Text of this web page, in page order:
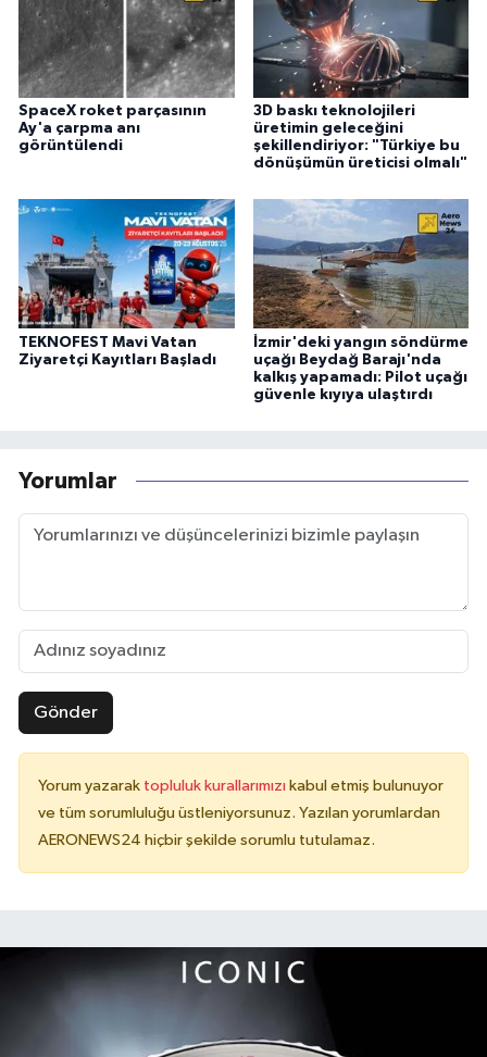
SpaceX roket parçasının
Ay'a çarpma anı
görüntülendi
3D baskı teknolojileri
üretimin geleceğini
şekillendiriyor: "Türkiye bu
dönüşümün üreticisi olmalı"
TEKNOFEST Mavi Vatan
Ziyaretçi Kayıtları Başladı
İzmir'deki yangın söndürme
uçağı Beydağ Barajı'nda
kalkış yapamadı: Pilot uçağı
güvenle kıyıya ulaştırdı
Yorumlar
Gönder
Yorum yazarak topluluk kurallarımızı kabul etmiş bulunuyor
ve tüm sorumluluğu üstleniyorsunuz. Yazılan yorumlardan
AERONEWS24 hiçbir şekilde sorumlu tutulamaz.